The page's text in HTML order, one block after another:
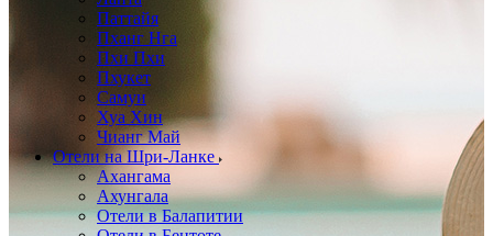
Паттайя
Пханг Нга
Пхи Пхи
Пхукет
Самуи
Хуа Хин
Чианг Май
Отели на Шри-Ланке
Ахангама
Ахунгала
Отели в Балапитии